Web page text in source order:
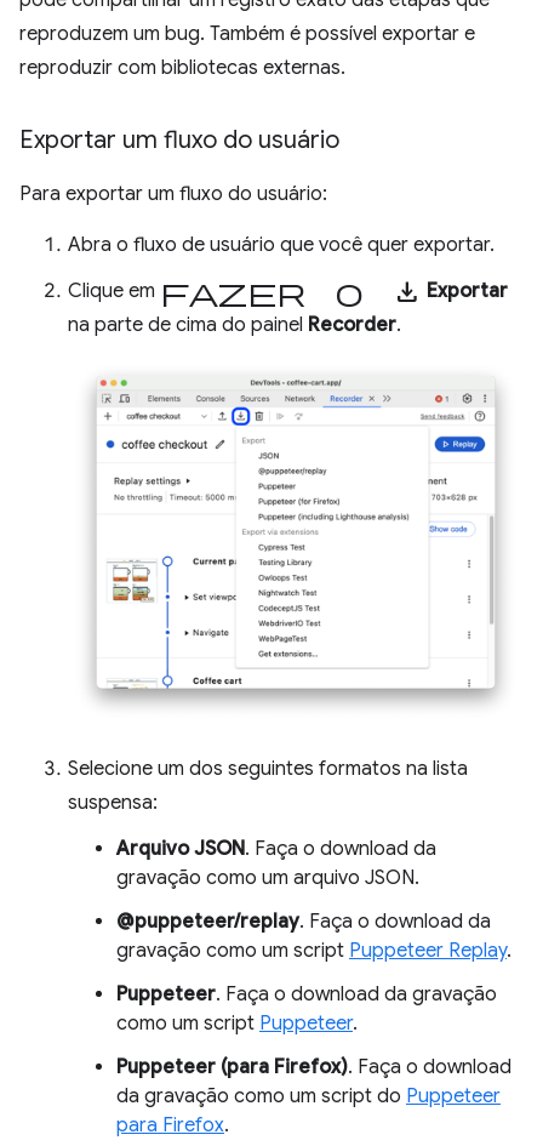
reproduzem um bug. Também é possível exportar e
reproduzir com bibliotecas externas.
Exportar um fluxo do usuário
Para exportar um fluxo do usuário:
Abra o fluxo de usuário que você quer exportar.
Clique em Fazer o download Exportar
na parte de cima do painel Recorder.
Selecione um dos seguintes formatos na lista
suspensa:
Arquivo JSON. Faça o download da
gravação como um arquivo JSON.
@puppeteer/replay. Faça o download da
gravação como um script Puppeteer Replay.
Puppeteer. Faça o download da gravação
como um script Puppeteer.
Puppeteer (para Firefox). Faça o download
da gravação como um script do Puppeteer
para Firefox.